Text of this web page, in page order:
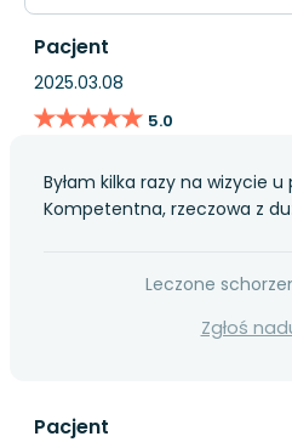
Pacjent
2025.03.08
★★★★★
★★★★★ 5.0
Byłam kilka razy na wizycie
Kompetentna, rzeczowa z
Leczone
Zgłoś
Pacjent